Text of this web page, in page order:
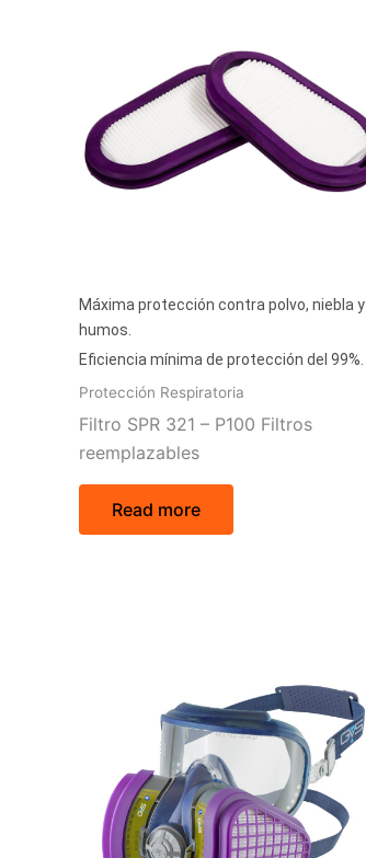
Máxima protección contra polvo, niebla y
humos.
Eficiencia mínima de protección del 99%.
Protección Respiratoria
Filtro SPR 321 – P100 Filtros
reemplazables
Read more